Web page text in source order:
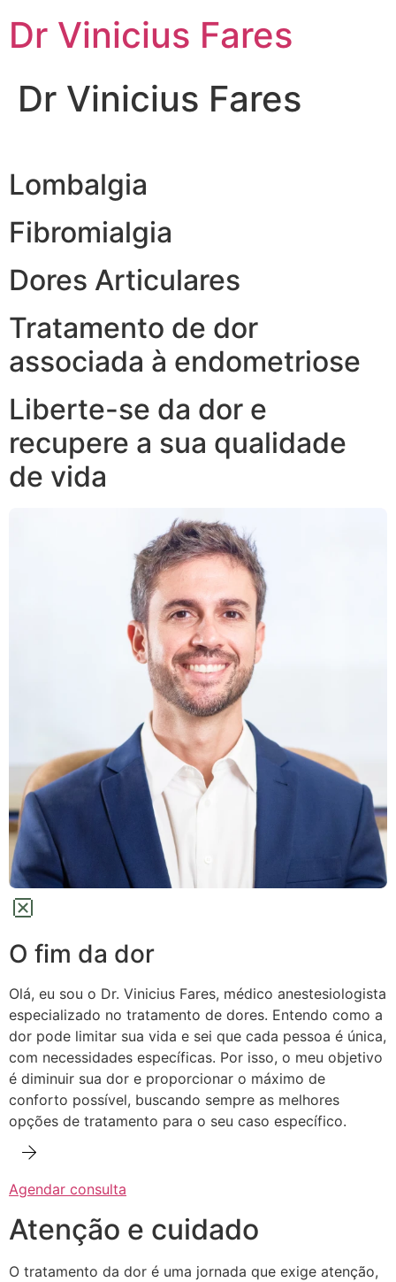
para
Dr Vinicius Fares
Dr Vinicius Fares
Lombalgia
Fibromialgia
Dores Articulares
Tratamento de dor
associada à endometriose
Liberte-se da dor e
recupere a sua qualidade
de vida
O fim da dor
Olá, eu sou o Dr. Vinicius Fares, médico anestesiologista
especializado no tratamento de dores. Entendo como a
dor pode limitar sua vida e sei que cada pessoa é única,
com necessidades específicas. Por isso, o meu objetivo
é diminuir sua dor e proporcionar o máximo de
conforto possível, buscando sempre as melhores
opções de tratamento para o seu caso específico.
Agendar consulta
Atenção e cuidado
O tratamento da dor é uma jornada que exige atenção,